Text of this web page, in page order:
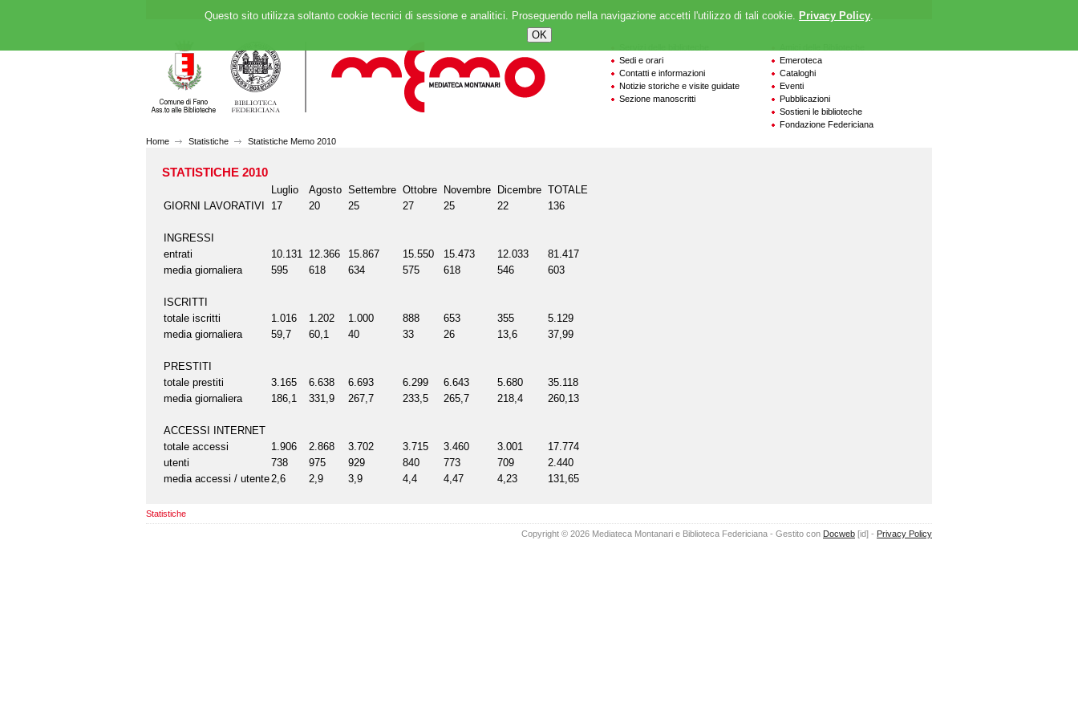
Sedi e orari
Contatti e informazioni
Notizie storiche e visite guidate
Sezione manoscritti
Emeroteca
Cataloghi
Eventi
Pubblicazioni
Sostieni le biblioteche
Fondazione Federiciana
Home
Statistiche Statistiche Memo 2010
STATISTICHE 2010
Luglio Agosto Settembre Ottobre Novembre Dicembre
TOTALE
GIORNI LAVORATIVI
17 20 25 27 25 22 136
INGRESSI
entrati
10.131 12.366 15.867 15.550 15.473 12.033
81.417
media giornaliera
595 618 634 575 618 546 603
ISCRITTI
totale iscritti
1.016 1.202 1.000 888 653 355
5.129
media giornaliera
59,7 60,1 40 33 26 13,6 37,99
PRESTITI
totale prestiti
3.165 6.638 6.693 6.299 6.643 5.680
35.118
media giornaliera
186,1 331,9 267,7 233,5 265,7 218,4 260,13
ACCESSI INTERNET
totale accessi
1.906 2.868 3.702 3.715 3.460 3.001
17.774
utenti
738 975 929 840 773 709
2.440
media accessi / utente2,6 2,9 3,9 4,4 4,47 4,23 131,65
Statistiche
Copyright © 2026 Mediateca Montanari e Biblioteca Federiciana - Gestito con Docweb [id] - Privacy Policy
Questo sito utilizza soltanto cookie tecnici di sessione e analitici. Proseguendo nella navigazione accetti l'utilizzo di tali cookie. Privacy Policy.